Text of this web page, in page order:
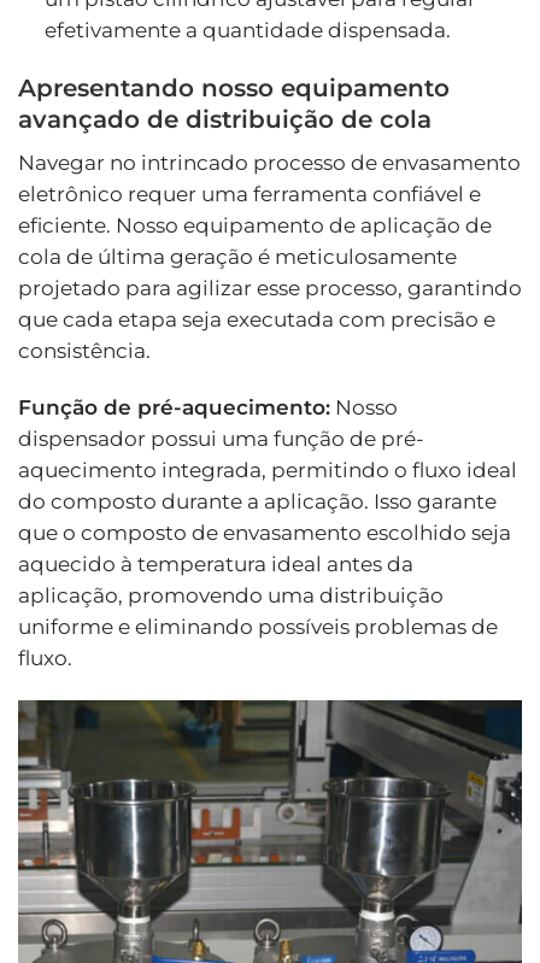
efetivamente a quantidade dispensada.
Apresentando nosso equipamento
avançado de distribuição de cola
Navegar no intrincado processo de envasamento
eletrônico requer uma ferramenta confiável e
eficiente. Nosso equipamento de aplicação de
cola de última geração é meticulosamente
projetado para agilizar esse processo, garantindo
que cada etapa seja executada com precisão e
consistência.
Função de pré-aquecimento: Nosso
dispensador possui uma função de pré-
aquecimento integrada, permitindo o fluxo ideal
do composto durante a aplicação. Isso garante
que o composto de envasamento escolhido seja
aquecido à temperatura ideal antes da
aplicação, promovendo uma distribuição
uniforme e eliminando possíveis problemas de
fluxo.